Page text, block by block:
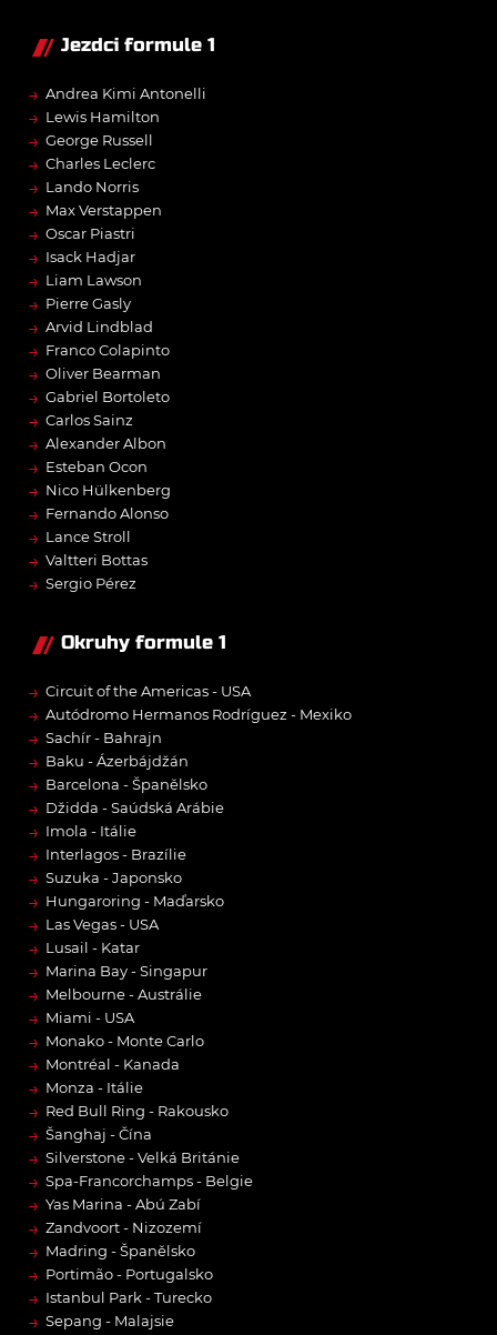
Jezdci formule 1
→ Andrea Kimi Antonelli
→ Lewis Hamilton
→ George Russell
→ Charles Leclerc
→ Lando Norris
→ Max Verstappen
→ Oscar Piastri
→ Isack Hadjar
→ Liam Lawson
→ Pierre Gasly
→ Arvid Lindblad
→ Franco Colapinto
→ Oliver Bearman
→ Gabriel Bortoleto
→ Carlos Sainz
→ Alexander Albon
→ Esteban Ocon
→ Nico Hülkenberg
→ Fernando Alonso
→ Lance Stroll
→ Valtteri Bottas
→ Sergio Pérez
Okruhy formule 1
→ Circuit of the Americas - USA
→ Autódromo Hermanos Rodríguez - Mexiko
→ Sachír - Bahrajn
→ Baku - Ázerbájdžán
→ Barcelona - Španělsko
→ Džidda - Saúdská Arábie
→ Imola - Itálie
→ Interlagos - Brazílie
→ Suzuka - Japonsko
→ Hungaroring - Maďarsko
→ Las Vegas - USA
→ Lusail - Katar
→ Marina Bay - Singapur
→ Melbourne - Austrálie
→ Miami - USA
→ Monako - Monte Carlo
→ Montréal - Kanada
→ Monza - Itálie
→ Red Bull Ring - Rakousko
→ Šanghaj - Čína
→ Silverstone - Velká Británie
→ Spa-Francorchamps - Belgie
→ Yas Marina - Abú Zabí
→ Zandvoort - Nizozemí
→ Madring - Španělsko
→ Portimão - Portugalsko
→ Istanbul Park - Turecko
→ Sepang - Malajsie